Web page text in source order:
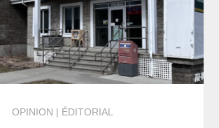
OPINION ÉDITORIAL